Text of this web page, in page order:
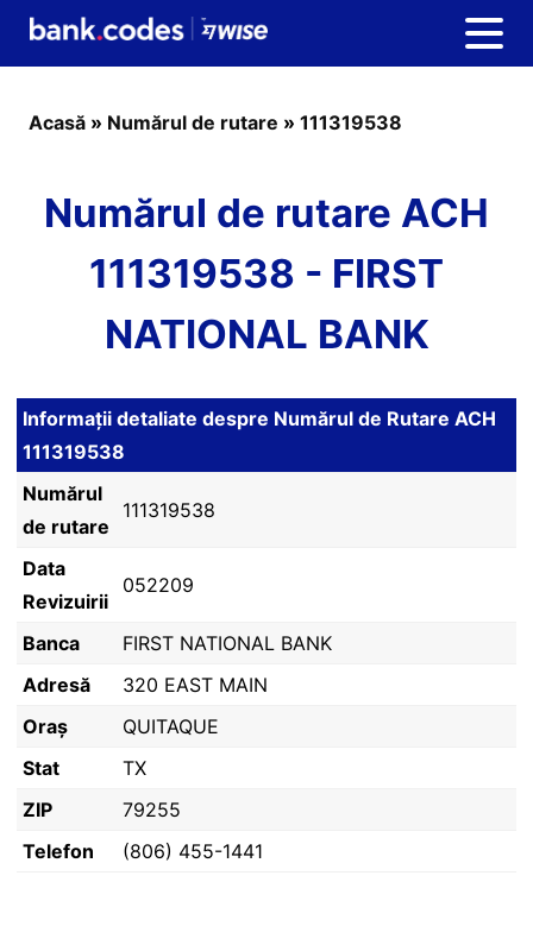
Acasă » Numărul de rutare » 111319538
Numărul de rutare ACH
111319538 - FIRST
NATIONAL BANK
Informații detaliate despre Numărul de Rutare ACH
111319538
Numărul
de rutare
111319538
Data
Revizuirii
052209
Banca
FIRST NATIONAL BANK
Adresă
320 EAST MAIN
Oraș
QUITAQUE
Stat
TX
ZIP
79255
Telefon
(806) 455-1441